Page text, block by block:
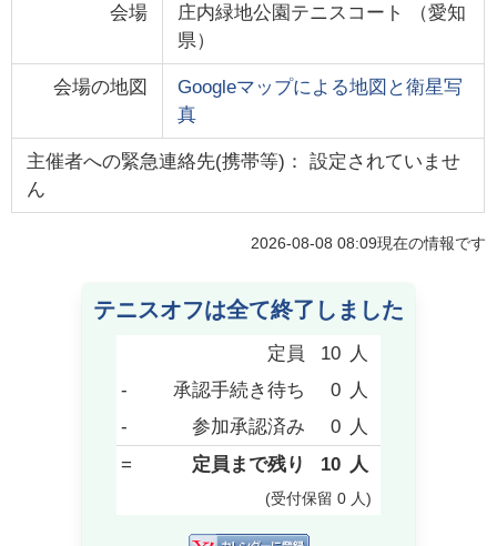
会場 庄内緑地公園テニスコート （愛知
県）
会場の地図
Googleマップによる地図と衛星写
真
主催者への緊急連絡先(携帯等)： 設定されていませ
ん
2026-08-08 08:09現在の情報です
テニスオフは全て終了しました
定員 10 人
-
承認手続き待ち 0 人
-
参加承認済み 0 人
=
定員まで残り 10 人
(受付保留 0 人)